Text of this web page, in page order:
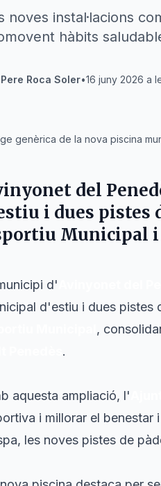
noves instal·lacions
hàbits
Pere Roca Soler•16 juny 2026 a
genèrica de la nova piscina
del
i dues pistes
Municipal
d'
d'estiu i dues pistes
,
.
aquesta ampliació, l'
i millorar el
les noves pistes de